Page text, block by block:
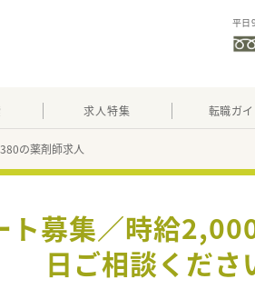
平日
求人特集 転職ガイ
の薬剤師求人
ト募集／時給
日ご相談くだ